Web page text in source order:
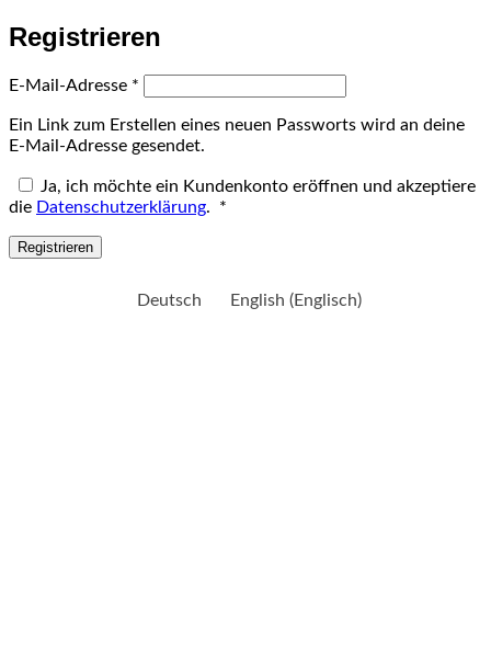
Registrieren
E-Mail-Adresse *
Ein Link zum Erstellen eines neuen Passworts wird an deine
E-Mail-Adresse gesendet.
Ja, ich möchte ein Kundenkonto eröffnen und akzeptiere
die Datenschutzerklärung. *
Registrieren
Deutsch English (Englisch)